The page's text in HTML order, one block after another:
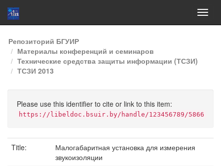
Skip
navigation
Репозиторий БГУИР
Материалы конференций и семинаров
Технические средства защиты информации (ТСЗИ)
ТСЗИ 2013
Please use this identifier to cite or link to this item:
https://libeldoc.bsuir.by/handle/123456789/5866
Title:
Малогабаритная установка для измерения
звукоизоляции